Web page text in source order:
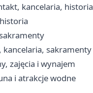
kancelaria, historia
kancelaria, sakramenty
zajęcia i wynajem
i atrakcje wodne